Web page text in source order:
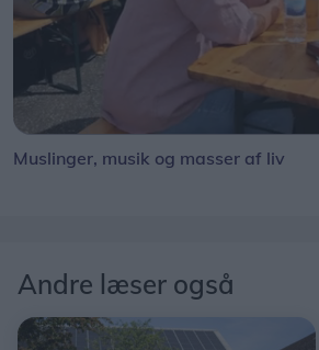
Muslinger, musik og masser af liv
Andre læser også